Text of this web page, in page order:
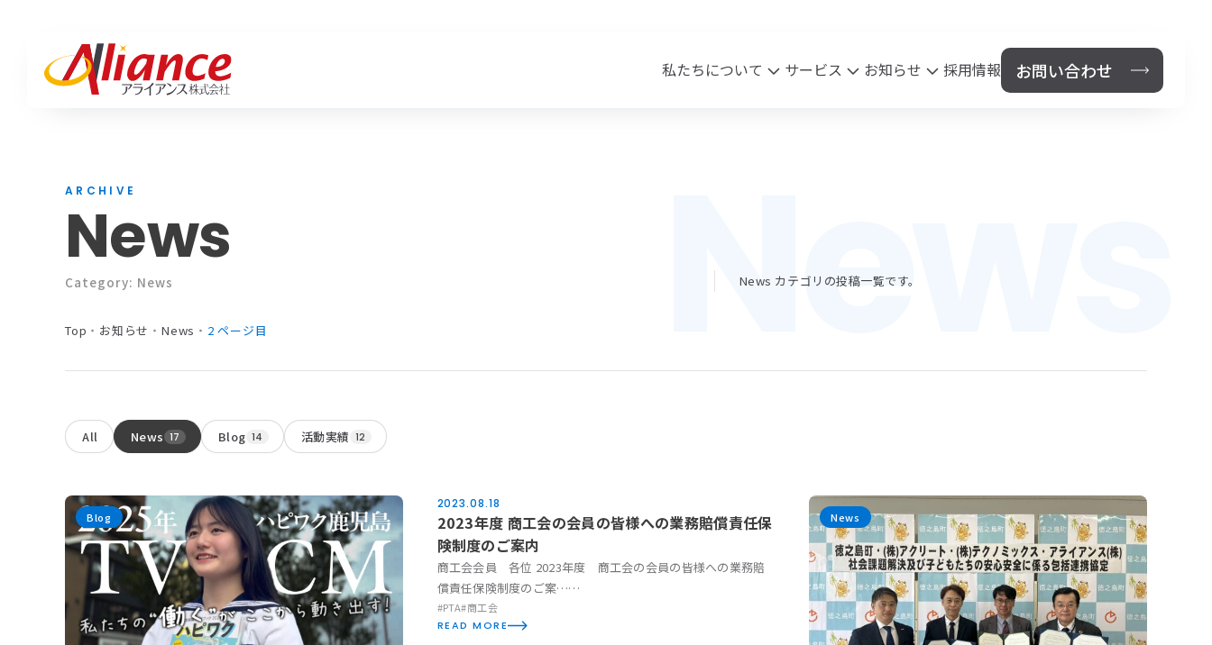
私たちについて サービス お知らせ 採用情報 お問い合わせ
地域と、企業と、人の「そば」で
紡ぎ、編み出す。
アライアンスの想いと歩み。
採用・人材・保険・ブランディングまで、
あらゆる挑戦に、最適な答えを。
活動実績・ブログ・最新情報。
アライアンスの「いま」をお届けします。
会社概要
保険代理店事業
お知らせ
活動実績
News
News
ARCHIVE
News
Category: News News カテゴリの投稿一覧です。
Top ・ お知らせ ・News ・ 2 ページ目
All News 17 Blog 14 活動実績 12
Blog News
2023.08.18
2023年度 商工会の会員の皆様への業務賠償責任保
険制度のご案内
商工会会員 各位 2023年度 商工会の会員の皆様への業務賠
償責任保険制度のご案……
#PTA#商工会
READ MORE
News